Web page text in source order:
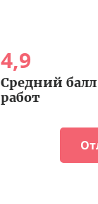
4,9
Средний балл
работ